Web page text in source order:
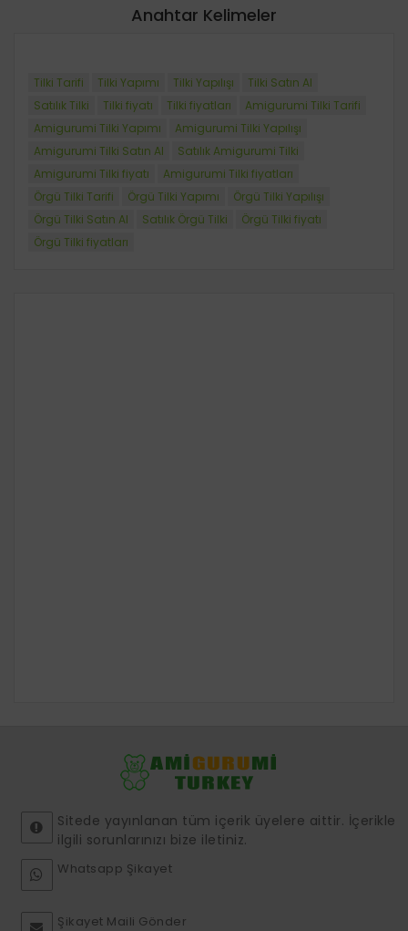
Anahtar Kelimeler
Tilki Tarifi Tilki Yapımı Tilki Yapılışı
Tilki Satın Al
Satılık Tilki
Tilki fiyatı Tilki fiyatları
Amigurumi Tilki Tarifi
Amigurumi Tilki Yapımı
Amigurumi Tilki Yapılışı
Amigurumi Tilki Satın Al
Satılık Amigurumi Tilki
Amigurumi Tilki fiyatı
Amigurumi Tilki fiyatları
Örgü Tilki Tarifi
Örgü Tilki Yapımı
Örgü Tilki Yapılışı
Örgü Tilki Satın Al
Satılık Örgü Tilki
Örgü Tilki fiyatı
Örgü Tilki fiyatları
Sitede yayınlanan tüm içerik üyelere aittir. İçerikle
ilgili sorunlarınızı bize iletiniz.
Whatsapp Şikayet
Şikayet Maili Gönder